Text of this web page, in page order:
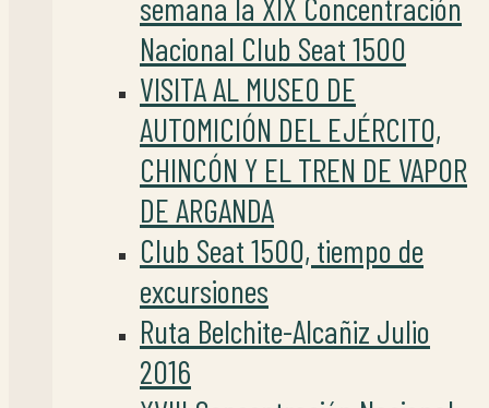
Nacional Club Seat 1500
VISITA AL MUSEO DE
AUTOMICIÓN DEL EJÉRCITO,
CHINCÓN Y EL TREN DE VAPOR
DE ARGANDA
Club Seat 1500, tiempo de
excursiones
Ruta Belchite-Alcañiz Julio
2016